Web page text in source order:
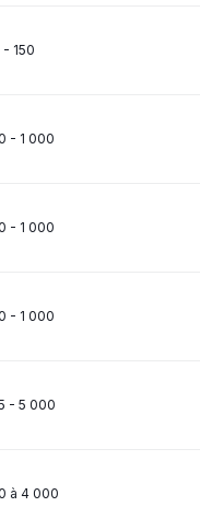
- 150
- 1 000
- 1 000
- 1 000
- 5 000
à 4 000